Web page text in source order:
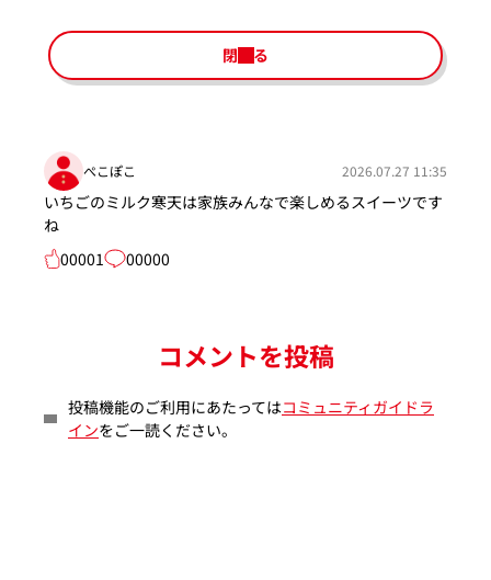
閉じる
ぺこぽこ 2026.07.27 11:35
いちごのミルク寒天は家族みんなで楽しめるスイーツです
ね
00001
00000
コメントを投稿
投稿機能のご利用にあたってはコミュニティガイドラ
インをご一読ください。